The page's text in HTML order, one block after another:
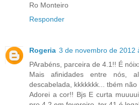
Ro Monteiro
Responder
Rogeria 3 de novembro de 2012
PArabéns, parceira de 4.1!! É
Mais afinidades entre nós,
descabelada, kkkkkkk... tbém
Adorei a cor!! Bjs E curta